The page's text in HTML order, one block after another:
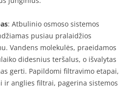
: Atbulinio osmoso sistemos
pusiau pralaidžios
Vandens molekulės, praeidamos
didesnius teršalus, o išvalytas
gerti. Papildomi filtravimo etapai,
ir anglies filtrai, pagerina sistemos